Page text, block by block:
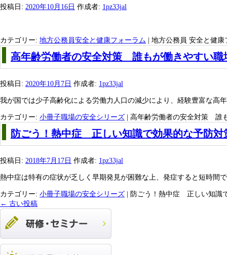
投稿日: 2020年10月16日 作成者: 1pz33jal
カテゴリー: 地方公務員安全と健康フォーラム 地方公務員 安全と健康
高年齢労働者の安全対策 誰もが働きやすい職
投稿日: 2020年10月7日 作成者: 1pz33jal
我が国では少子高齢化による労働力人口の減少により、経験豊富な高
カテゴリー: 小冊子職場の安全シリーズ 高年齢労働者の安全対策 誰
防ごう！熱中症 正しい知識で効果的な予防対
投稿日: 2018年7月17日 作成者: 1pz33jal
熱中症は特有の症状が乏しく早期発見が困難な上、発症すると短時間
カテゴリー: 小冊子職場の安全シリーズ
防ごう！熱中症 正しい知識
← 古い投稿